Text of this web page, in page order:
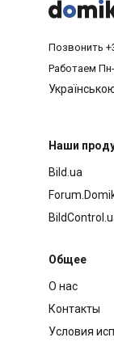
Позвонить
Работаем
Наши
Bild.ua
Общее
О нас
Контакты
Условия